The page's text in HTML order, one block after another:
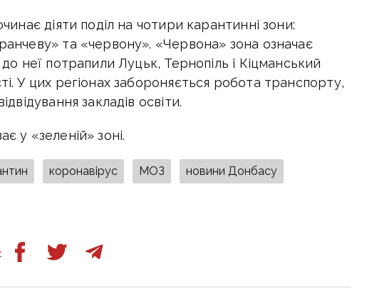
діяти поділ на чотири карантинні зони:
та «червону». «Червона» зона означає
неї потрапили Луцьк, Тернопіль і Кіцманський
У цих регіонах забороняється робота транспорту,
закладів освіти.
у «зеленій» зоні.
коронавірус МОЗ новини Донбасу